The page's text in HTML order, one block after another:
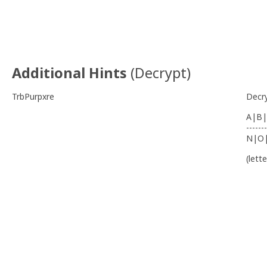
Additional Hints (Decrypt)
TrbPurpxre